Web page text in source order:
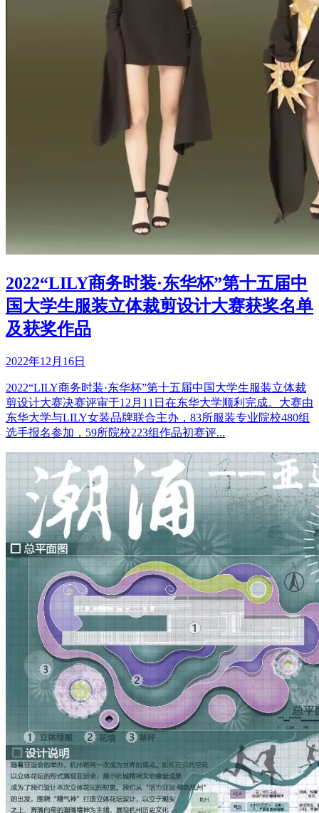
2022“LILY商务时装·东华杯”第十五届中
国大学生服装立体裁剪设计大赛获奖名单
及获奖作品
2022年12月16日
2022“LILY商务时装·东华杯”第十五届中国大学生服装立体裁
剪设计大赛决赛评审于12月11日在东华大学顺利完成。大赛由
东华大学与LILY女装品牌联合主办，83所服装专业院校480组
选手报名参加，59所院校223组作品初赛评...